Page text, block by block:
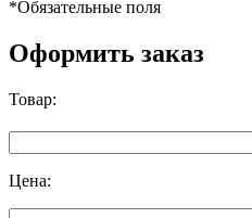
*Обязательные поля
Оформить заказ
Товар:
Цена: